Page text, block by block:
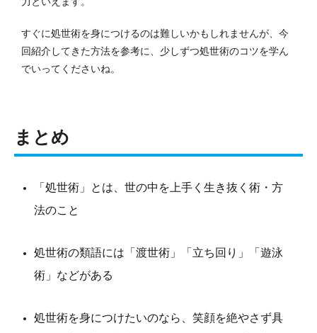
すぐに処世術を身につけるのは難しいかもしれませんが、今
回紹介してきた方法を参考に、少しずつ処世術のコツを学ん
でいってくださいね。
まとめ
「処世術」とは、世の中を上手く生き抜く術・方
法のこと
処世術の類語には「渡世術」「立ち回り」「遊泳
術」などがある
処世術を身につけたいのなら、笑顔を絶やさず具